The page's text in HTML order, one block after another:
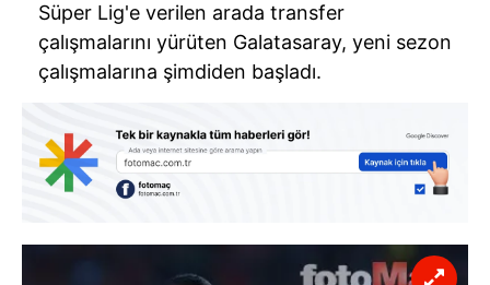
Süper Lig'e verilen arada transfer
çalışmalarını yürüten Galatasaray, yeni sezon
çalışmalarına şimdiden başladı.